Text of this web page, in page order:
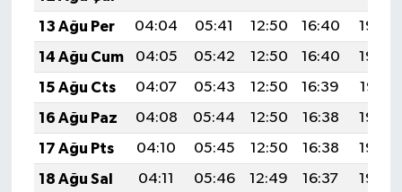
13 Ağu Per
04:04 05:41 12:50 16:40
19:50
14 Ağu Cum
04:05 05:42 12:50 16:40
19:48
15 Ağu Cts
04:07 05:43 12:50 16:39
19:47
16 Ağu Paz
04:08 05:44 12:50 16:38
19:45
17 Ağu Pts
04:10 05:45 12:50 16:38
19:44
18 Ağu Sal
04:11 05:46 12:49 16:37
19:43